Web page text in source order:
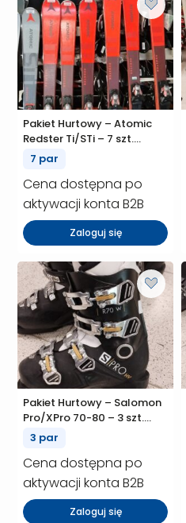
Pakiet Hurtowy – Atomic
Redster Ti/STi – 7 szt.
(P01424)
7 par
Cena dostępna po
aktywacji konta B2B
Zaloguj się
Pakiet Hurtowy – Salomon
Pro/XPro 70-80 – 3 szt.
(P01370)
3 par
Cena dostępna po
aktywacji konta B2B
Zaloguj się